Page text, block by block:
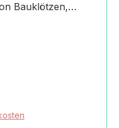
Bauklötzen,
Spielzeugwagen
4.2 cmHöhe: